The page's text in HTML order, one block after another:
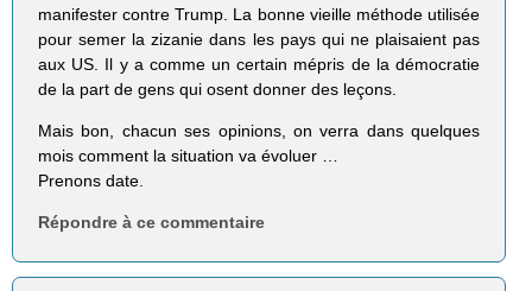
manifester contre Trump. La bonne vieille méthode utilisée
pour semer la zizanie dans les pays qui ne plaisaient pas
aux US. Il y a comme un certain mépris de la démocratie
de la part de gens qui osent donner des leçons.
Mais bon, chacun ses opinions, on verra dans quelques
mois comment la situation va évoluer …
Prenons date.
Répondre à ce commentaire